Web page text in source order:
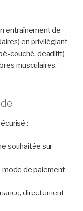
entraînement de
en privilégiant
couché, deadlift)
musculaires.
:
souhaitée sur
mode de paiement
directement